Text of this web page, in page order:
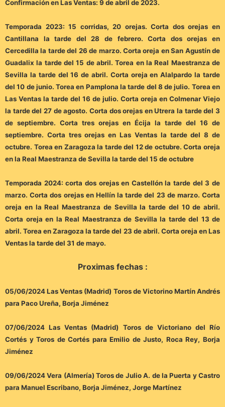
Confirmación en Las Ventas: 9 de abril de 2023.
Temporada 2023: 15 corridas, 20 orejas. Corta dos orejas en
Cantillana la tarde del 28 de febrero. Corta dos orejas en
Cercedilla la tarde del 26 de marzo. Corta oreja en San Agustín de
Guadalix la tarde del 15 de abril. Torea en la Real Maestranza de
Sevilla la tarde del 16 de abril. Corta oreja en Alalpardo la tarde
del 10 de junio. Torea en Pamplona la tarde del 8 de julio. Torea en
Las Ventas la tarde del 16 de julio. Corta oreja en Colmenar Viejo
la tarde del 27 de agosto. Corta dos orejas en Utrera la tarde del 3
de septiembre. Corta tres orejas en Écija la tarde del 16 de
septiembre. Corta tres orejas en Las Ventas la tarde del 8 de
octubre. Torea en Zaragoza la tarde del 12 de octubre. Corta oreja
en la Real Maestranza de Sevilla la tarde del 15 de octubre
Temporada 2024: corta dos orejas en Castellón la tarde del 3 de
marzo. Corta dos orejas en Hellín la tarde del 23 de marzo. Corta
oreja en la Real Maestranza de Sevilla la tarde del 10 de abril.
Corta oreja en la Real Maestranza de Sevilla la tarde del 13 de
abril. Torea en Zaragoza la tarde del 23 de abril. Corta oreja en Las
Ventas la tarde del 31 de mayo.
Proximas fechas :
05/06/2024 Las Ventas (Madrid) Toros de Victorino Martín Andrés
para Paco Ureña, Borja Jiménez
07/06/2024 Las Ventas (Madrid) Toros de Victoriano del Río
Cortés y Toros de Cortés para Emilio de Justo, Roca Rey, Borja
Jiménez
09/06/2024 Vera (Almería) Toros de Julio A. de la Puerta y Castro
para Manuel Escribano, Borja Jiménez, Jorge Martínez